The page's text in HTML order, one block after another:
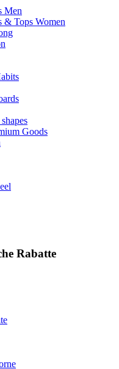
Men
& Tops Women
Goods
Rabatte